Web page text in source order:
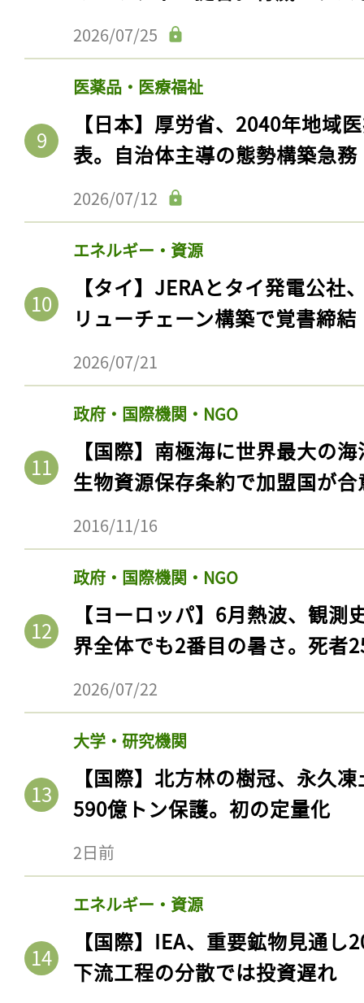
2026/07/25
医薬品・医療福祉
【日本】厚労省、2040年地域
表。自治体主導の態勢構築急務
2026/07/12
エネルギー・資源
【タイ】JERAとタイ発電公社
リューチェーン構築で覚書締結
2026/07/21
政府・国際機関・NGO
【国際】南極海に世界最大の
生物資源保存条約で加盟国が合
2016/11/16
政府・国際機関・NGO
【ヨーロッパ】6月熱波、観
界全体でも2番目の暑さ。死者
2026/07/22
大学・研究機関
【国際】北方林の樹冠、永久
590億トン保護。初の定量化
2日前
エネルギー・資源
【国際】IEA、重要鉱物見通
下流工程の分散では投資遅れ
記事をお気に入りに